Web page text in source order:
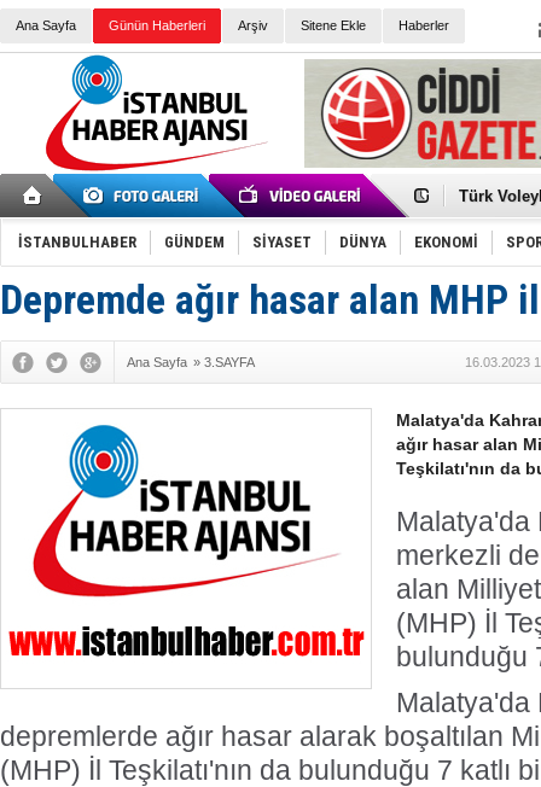
Ana Sayfa Günün Haberleri Arşiv Sitene Ekle Haberler
Elena
Türk
Töreninde
İkinci El
Guguk
Sneaker
Erkek
Tommy
Ankara
Erdoğan:
'Kurultay
İSTANBULHABER GÜNDEM SİYASET DÜNYA EKONOMİ
Depremde ağır hasar alan MHP
Ana Sayfa » 3.SAYFA 16.03.2023
Malatya'da
ağır hasar alan
Teşkilatı'nın da
Malatya'da
merkezli
alan
(MHP) İl
bulunduğu
Malatya'da
depremlerde ağır hasar alarak boşaltılan
(MHP) İl Teşkilatı'nın da bulunduğu 7 katlı